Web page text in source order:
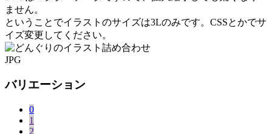
ません。
ということでイラストのサイズは3Lのみです。CSSとかでサ
イズ変更してください。
JPG
バリエーション
0
1
2